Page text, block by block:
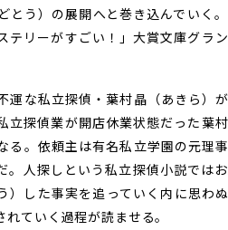
とう）の展開へと巻き込んでいく
テリーがすごい！」大賞文庫グラ
な私立探偵・葉村晶（あきら）
立探偵業が開店休業状態だった葉
る。依頼主は有名私立学園の元理
。人探しという私立探偵小説では
）した事実を追っていく内に思わ
ていく過程が読ませる。